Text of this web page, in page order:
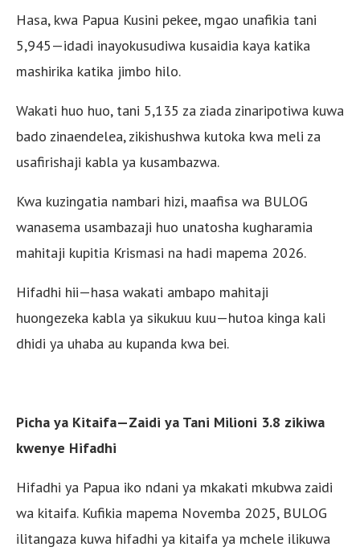
Hasa, kwa Papua Kusini pekee, mgao unafikia tani
5,945—idadi inayokusudiwa kusaidia kaya katika
mashirika katika jimbo hilo.
Wakati huo huo, tani 5,135 za ziada zinaripotiwa kuwa
bado zinaendelea, zikishushwa kutoka kwa meli za
usafirishaji kabla ya kusambazwa.
Kwa kuzingatia nambari hizi, maafisa wa BULOG
wanasema usambazaji huo unatosha kugharamia
mahitaji kupitia Krismasi na hadi mapema 2026.
Hifadhi hii—hasa wakati ambapo mahitaji
huongezeka kabla ya sikukuu kuu—hutoa kinga kali
dhidi ya uhaba au kupanda kwa bei.
Picha ya Kitaifa—Zaidi ya Tani Milioni 3.8 zikiwa
kwenye Hifadhi
Hifadhi ya Papua iko ndani ya mkakati mkubwa zaidi
wa kitaifa. Kufikia mapema Novemba 2025, BULOG
ilitangaza kuwa hifadhi ya kitaifa ya mchele ilikuwa